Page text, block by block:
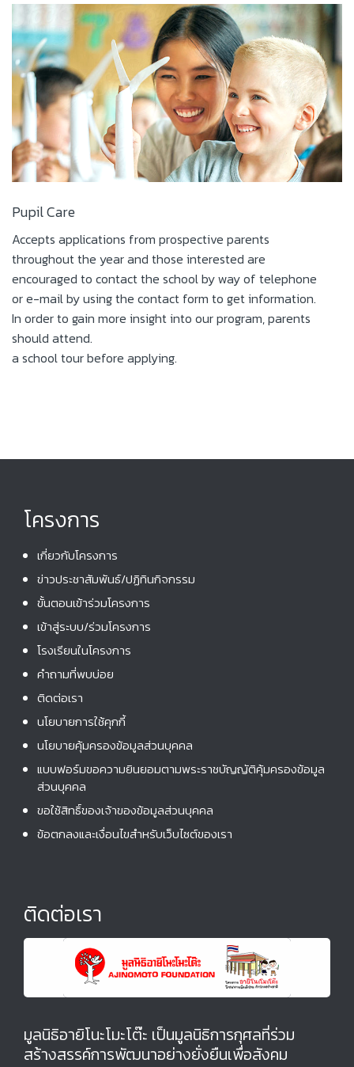
Pupil Care
Accepts applications from prospective parents
throughout the year and those interested are
encouraged to contact the school by way of telephone
or e-mail by using the contact form to get information.
In order to gain more insight into our program, parents
should attend.
a school tour before applying.
โครงการ
เกี่ยวกับโครงการ
ข่าวประชาสัมพันธ์/ปฏิทินกิจกรรม
ขั้นตอนเข้าร่วมโครงการ
เข้าสู่ระบบ/ร่วมโครงการ
โรงเรียนในโครงการ
คําถามที่พบบ่อย
ติดต่อเรา
นโยบายการใช้คุกกี้
นโยบายคุ้มครองข้อมูลส่วนบุคคล
แบบฟอร์มขอความยินยอมตามพระราชบัญญัติคุ้มครองข้อมูล
ส่วนบุคคล
ขอใช้สิทธิ์ของเจ้าของข้อมูลส่วนบุคคล
ข้อตกลงและเงื่อนไขสำหรับเว็บไซต์ของเรา
ติดต่อเรา
มูลนิธิอายิโนะโมะโต๊ะ เป็นมูลนิธิการกุศลที่ร่วม
สร้างสรรค์การพัฒนาอย่างยั่งยืนเพื่อสังคม